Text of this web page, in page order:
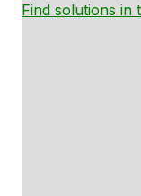
Find solutions in